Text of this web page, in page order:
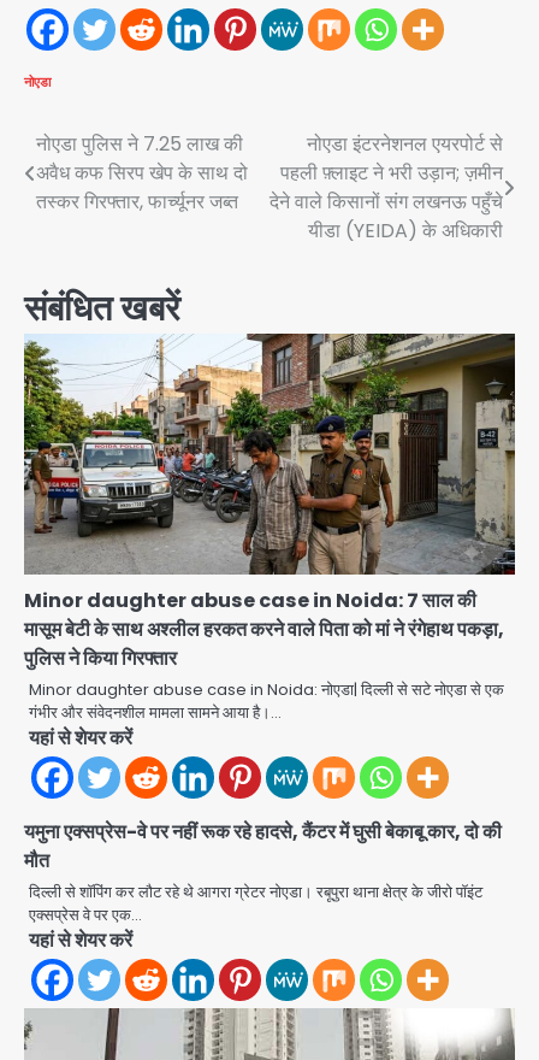
नोएडा
Post
navigation
नोएडा पुलिस ने 7.25 लाख की
अवैध कफ सिरप खेप के साथ दो
तस्कर गिरफ्तार, फार्च्यूनर जब्त
नोएडा इंटरनेशनल एयरपोर्ट से
पहली फ़्लाइट ने भरी उड़ान; ज़मीन
देने वाले किसानों संग लखनऊ पहुँचे
यीडा (YEIDA) के अधिकारी
संबंधित खबरें
Minor daughter abuse case in Noida: 7 साल की
मासूम बेटी के साथ अश्लील हरकत करने वाले पिता को मां ने रंगेहाथ पकड़ा,
पुलिस ने किया गिरफ्तार
Minor daughter abuse case in Noida: नोएडा| दिल्ली से सटे नोएडा से एक
गंभीर और संवेदनशील मामला सामने आया है।…
यहां से शेयर करें
यमुना एक्सप्रेस-वे पर नहीं रूक रहे हादसे, कैंटर में घुसी बेकाबू कार, दो की
मौत
दिल्ली से शॉपिंग कर लौट रहे थे आगरा ग्रेटर नोएडा। रबूपुरा थाना क्षेत्र के जीरो पॉइंट
एक्सप्रेस वे पर एक…
यहां से शेयर करें
एंटी-बर्गलरी सेल की बड़ी कामयाबी, चोरी के
माल की खरीद-फरोख्त करने वाले गिरोह का
भंडाफोड़
Team JHJ
3
अंतरराज्यीय गिरोह का भंडाफोड़, मास्टरमाइंड
समेत 7 गिरफ्तार
आॅपरेशन ह्यप्रहारह्ण : 72 घंटे में उत्तर-पश्चिम
जिला पुलिस का बड़ा एक्शन
Team JHJ